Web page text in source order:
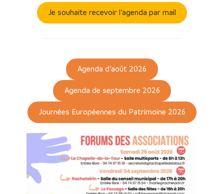
Je souhaite recevoir l’agenda par mail
Agenda d’août 2026
Agenda de septembre 2026
Journées Européennes du Patrimoine 2026